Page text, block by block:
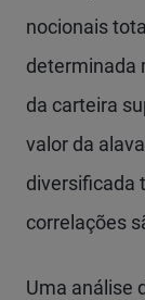
nocionais
determinada
da carteira
valor da
diversificada
correlações
Uma análise